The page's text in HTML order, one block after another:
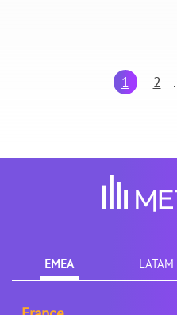
1 2
EMEA LATAM